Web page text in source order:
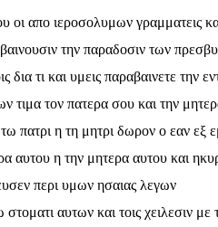
οι απο ιεροσολυμων γραμματεις
την παραδοσιν των
δια τι και υμεις παραβαινετε
τιμα τον πατερα σου και την
τω πατρι η τη μητρι δωρον ο εαν εξ
αυτου η την μητερα αυτου και
περι υμων ησαιας λεγων
στοματι αυτων και τοις χειλεσιν